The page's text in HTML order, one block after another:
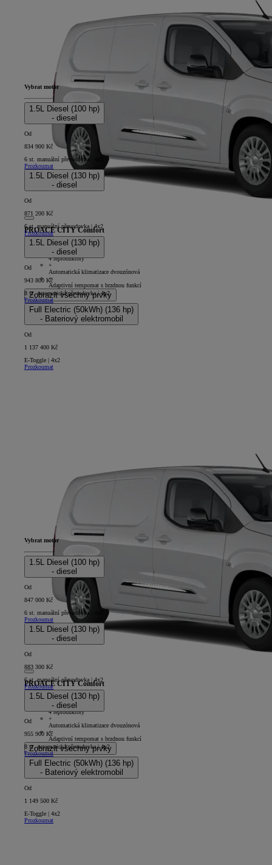
PROACE CITY Comfort
4D - Panel Van Long
+
4 reproduktory
+
Automatická klimatizace dvouzónová
+
Adaptivní tempomat s brzdnou funkcí
Zobrazit všechny prvky
Vybrat motor
1.5L Diesel (100 hp)
- diesel
Od
834 900 Kč
6 st. manuální převodovka | 4x2
Prozkoumat
1.5L Diesel (130 hp)
- diesel
Od
871 200 Kč
6 st. manuální převodovka | 4x2
Prozkoumat
1.5L Diesel (130 hp)
- diesel
Od
943 800 Kč
8 st. automatická převodovka | 4x2
Prozkoumat
Full Electric (50kWh) (136 hp)
- Bateriový elektromobil
Od
1 137 400 Kč
E-Toggle | 4x2
Prozkoumat
PROACE CITY Comfort
5D - Panel Van Long
+
4 reproduktory
+
Automatická klimatizace dvouzónová
+
Adaptivní tempomat s brzdnou funkcí
Zobrazit všechny prvky
Vybrat motor
1.5L Diesel (100 hp)
- diesel
Od
847 000 Kč
6 st. manuální převodovka | 4x2
Prozkoumat
1.5L Diesel (130 hp)
- diesel
Od
883 300 Kč
6 st. manuální převodovka | 4x2
Prozkoumat
1.5L Diesel (130 hp)
- diesel
Od
955 900 Kč
8 st. automatická převodovka | 4x2
Prozkoumat
Full Electric (50kWh) (136 hp)
- Bateriový elektromobil
Od
1 149 500 Kč
E-Toggle | 4x2
Prozkoumat